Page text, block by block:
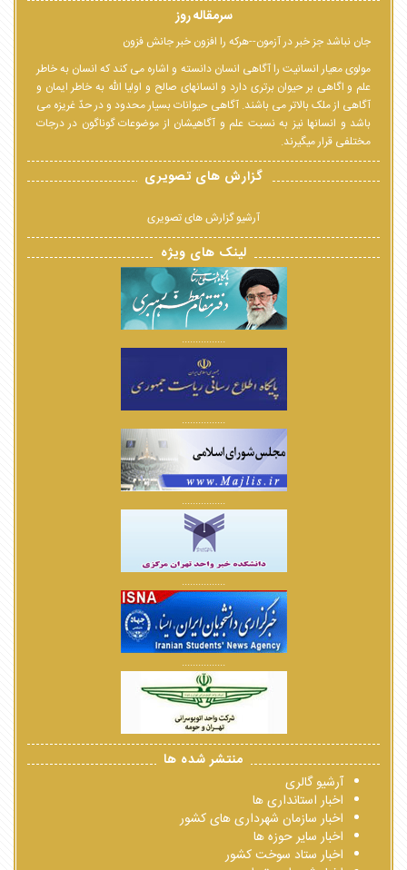
سرمقاله روز
جان نباشد جز خبر در آزمون--هرکه را افزون خبر جانش فزون
مولوی معیار انسانیت را آگاهی انسان دانسته و اشاره می کند که انسان به خاطر
علم و اگاهی بر حیوان برتری دارد و انسانهای صالح و اولیا الله به خاطر ایمان و
آگاهی از ملک بالاتر می باشند. آگاهی حیوانات بسیار محدود و در حدّ غریزه می
باشد و انسانها نیز به نسبت علم و آگاهیشان از موضوعات گوناگون در درجات
مختلفی قرار میگیرند.
گزارش های تصویری
آرشیو گزارش های تصویری
لینک های ویژه
................
................
................
................
................
منتشر شده ها
آرشیو گالری
اخبار استانداری ها
اخبار سازمان شهرداری های کشور
اخبار سایر حوزه ها
اخبار ستاد سوخت کشور